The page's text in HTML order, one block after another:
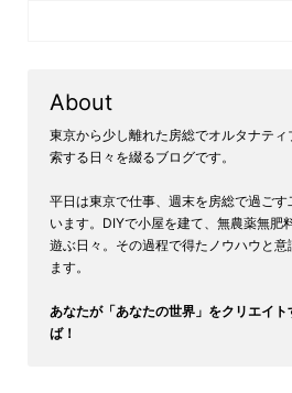
About
東京から少し離れた房総でオルタナテ
索する日々を綴るブログです。
平日は東京で仕事、週末を房総で過ご
います。DIYで小屋を建て、無農薬無肥
遊ぶ日々。その過程で得たノウハウと
ます。
あなたが「あなたの世界」をクリエイ
ば！